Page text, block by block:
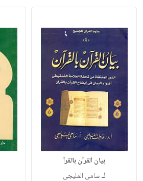
بيان القرآن بالقرآ
لـسامى المليجى